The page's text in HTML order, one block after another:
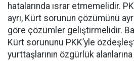
hatalarında ısrar etmemelidir.
ayrı, Kürt sorunun çözümünü
göre çözümler geliştirmelidir.
Kürt sorununu PKK’yle
yurttaşlarının özgürlük